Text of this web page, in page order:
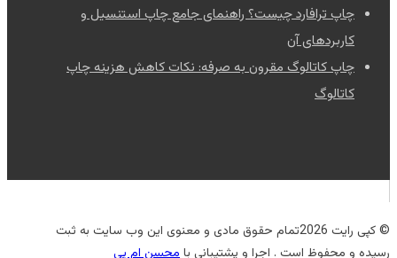
چاپ ترافارد چیست؟ راهنمای جامع چاپ استنسیل و
کاربردهای آن
چاپ کاتالوگ مقرون به صرفه: نکات کاهش هزینه چاپ
کاتالوگ
© کپی رایت 2026تمام حقوق مادی و معنوی این وب سایت به ثبت
رسیده و محفوظ است . اجرا و پشتیبانی بامحسن ام پی